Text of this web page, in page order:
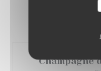
Champagne